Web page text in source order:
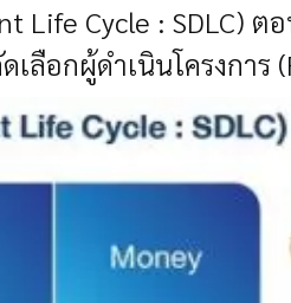
Life Cycle : SDLC) ต
ลือกผู้ดำเนินโครงการ